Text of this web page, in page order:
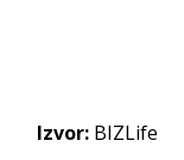
Izvor: BIZLife